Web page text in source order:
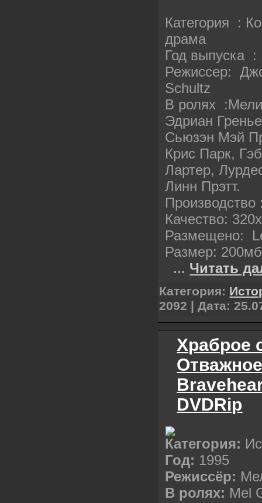
Категория :
драма
Год выпуска :
Режисcер:
Schultz
В ролях
Эдриан
Сьюзэн Мэй
Крис Парк,
Лартер,
Линн Прэтт.
Качество:
Размещено:
Размер: 200мб
... Читать
Категория:
2092 | Дата:
Храброе
DVDRip
Категория:
Год: 1995
Режиссёр:
В ролях: Mel